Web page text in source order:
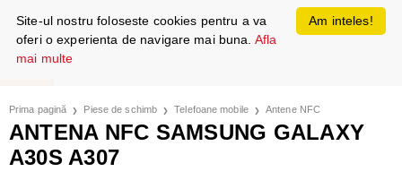
Prima pagină Piese de schimb Telefoane mobile Antene NFC
ANTENA NFC SAMSUNG GALAXY
A30S A307
Am inteles!
Site-ul nostru foloseste cookies pentru a va
oferi o experienta de navigare mai buna. Afla
mai multe